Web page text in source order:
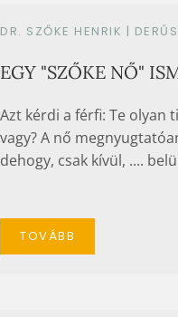
DR. SZŐKE HENRIK |
EGY "SZŐKE NŐ"
Azt kérdi a férfi: Te olyan
vagy? A nő
dehogy, csak kívül, ....
TOVÁBB